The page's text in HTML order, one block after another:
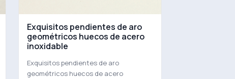
Exquisitos pendientes de aro
geométricos huecos de acero
inoxidable
Exquisitos pendientes de aro
geométricos huecos de acero